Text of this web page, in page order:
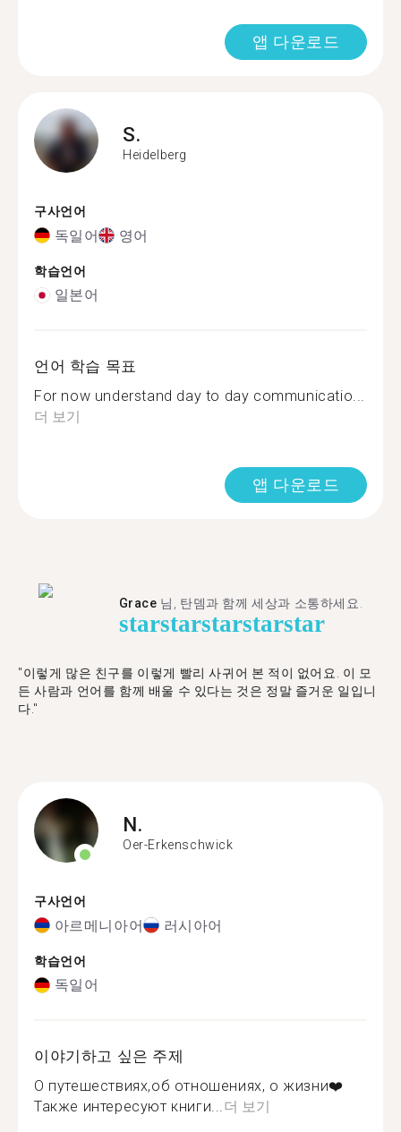
앱 다운로드
S.
Heidelberg
구사언어
독일어 영어
학습언어
일본어
언어 학습 목표
For now understand day to day communicatio...
더 보기
앱 다운로드
Grace 님, 탄뎀과 함께 세상과 소통하세요.
starstarstarstarstar
"이렇게 많은 친구를 이렇게 빨리 사귀어 본 적이 없어요. 이 모
든 사람과 언어를 함께 배울 수 있다는 것은 정말 즐거운 일입니
다."
N.
Oer-Erkenschwick
구사언어
아르메니아어 러시아어
학습언어
독일어
이야기하고 싶은 주제
О путешествиях,об отношениях, о жизни❤️
Также интересуют книги...더 보기